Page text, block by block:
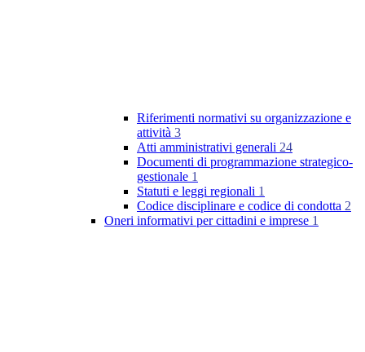
Riferimenti normativi su organizzazione e
attività 3
Atti amministrativi generali 24
Documenti di programmazione strategico-
gestionale 1
Statuti e leggi regionali 1
Codice disciplinare e codice di condotta 2
Oneri informativi per cittadini e imprese 1